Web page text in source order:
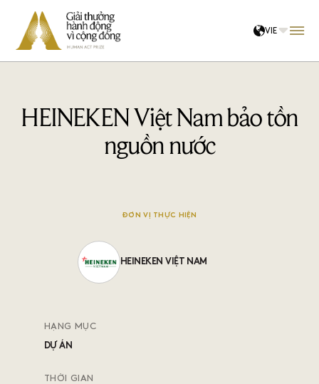
VIE
Hội đồng
Cộng đồng đề cử
Là một giải thưởng thường niên tôn vinh các tổ chức và cá nhân có nhiều
các dự án xã hội uy tín, tận tụy và lâu dài.
HEINEKEN Việt Nam bảo tồn
nguồn nước
ĐƠN VỊ THỰC HIỆN
HEINEKEN VIỆT NAM
HẠNG MỤC
DỰ ÁN
THỜI GIAN